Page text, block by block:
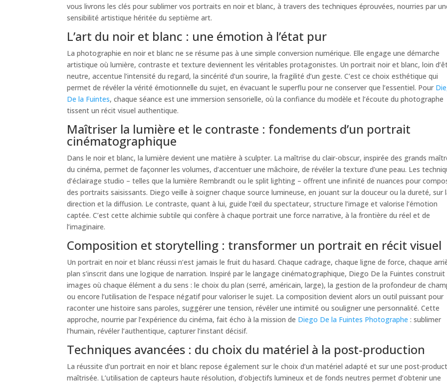
vous livrons les clés pour sublimer vos portraits en noir et blanc, à travers des techniques éprouvées, nourries par
sensibilité artistique héritée du septième art.
L’art du noir et blanc : une émotion à l’état pur
La photographie en noir et blanc ne se résume pas à une simple conversion numérique. Elle engage une démarche
artistique où lumière, contraste et texture deviennent les véritables protagonistes. Un portrait noir et blanc, loin
neutre, accentue l’intensité du regard, la sincérité d’un sourire, la fragilité d’un geste. C’est ce choix esthétique qui
permet de révéler la vérité émotionnelle du sujet, en évacuant le superflu pour ne conserver que l’essentiel. Pour
De la Fuintes, chaque séance est une immersion sensorielle, où la confiance du modèle et l’écoute du photographe
tissent un récit visuel authentique.
Maîtriser la lumière et le contraste : fondements d’un portrait
cinématographique
Dans le noir et blanc, la lumière devient une matière à sculpter. La maîtrise du clair-obscur, inspirée des grands
du cinéma, permet de façonner les volumes, d’accentuer une mâchoire, de révéler la texture d’une peau. Les
d’éclairage studio – telles que la lumière Rembrandt ou le split lighting – offrent une infinité de nuances pour
des portraits saisissants. Diego veille à soigner chaque source lumineuse, en jouant sur la douceur ou la dureté, sur
direction et la diffusion. Le contraste, quant à lui, guide l’œil du spectateur, structure l’image et valorise l’émotion
captée. C’est cette alchimie subtile qui confère à chaque portrait une force narrative, à la frontière du réel et de
l’imaginaire.
Composition et storytelling : transformer un portrait en récit visuel
Un portrait en noir et blanc réussi n’est jamais le fruit du hasard. Chaque cadrage, chaque ligne de force, chaque
plan s’inscrit dans une logique de narration. Inspiré par le langage cinématographique, Diego De la Fuintes construit
images où chaque élément a du sens : le choix du plan (serré, américain, large), la gestion de la profondeur de
ou encore l’utilisation de l’espace négatif pour valoriser le sujet. La composition devient alors un outil puissant pour
raconter une histoire sans paroles, suggérer une tension, révéler une intimité ou souligner une personnalité. Cette
approche, nourrie par l’expérience du cinéma, fait écho à la mission de Diego De la Fuintes Photographe : sublimer
l’humain, révéler l’authentique, capturer l’instant décisif.
Techniques avancées : du choix du matériel à la post-production
La réussite d’un portrait en noir et blanc repose également sur le choix d’un matériel adapté et sur une post-
maîtrisée. L’utilisation de capteurs haute résolution, d’objectifs lumineux et de fonds neutres permet d’obtenir une